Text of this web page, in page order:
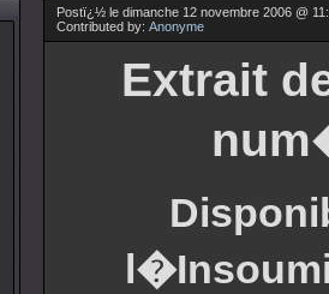
Postï¿½ le dimanche 12 novembre 2006 @
Contributed by: Anonyme
Extrait